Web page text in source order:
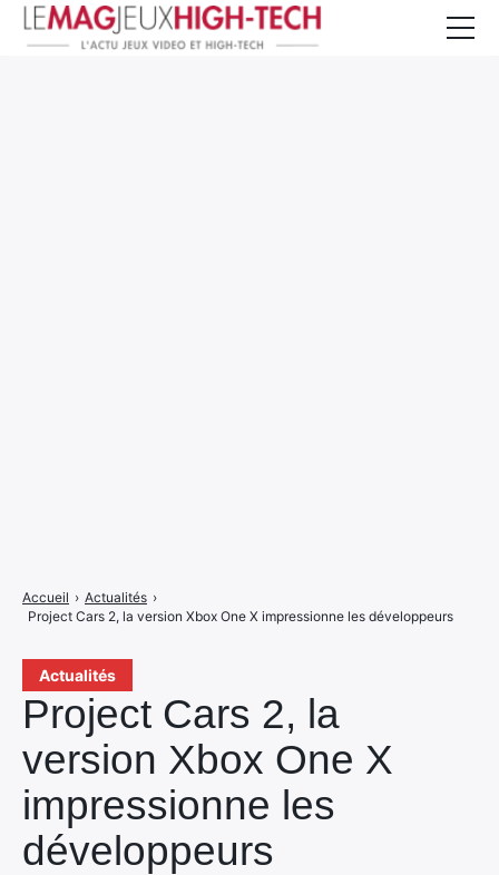
Actualités
Project Cars 2, la
version Xbox One X
impressionne les
développeurs
Accueil › Actualités ›
Project Cars 2, la version Xbox One X impressionne les développeurs